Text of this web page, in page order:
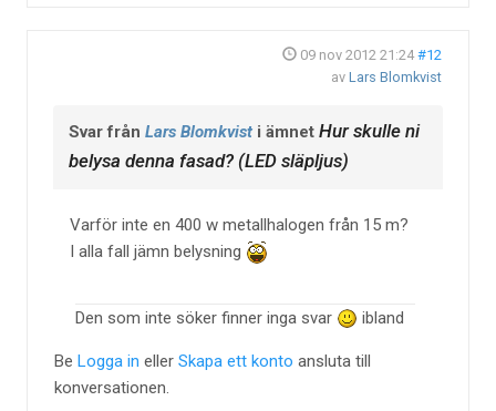
09 nov 2012 21:24 #12
av Lars Blomkvist
Svar från Lars Blomkvist i ämnet Hur skulle ni
belysa denna fasad? (LED släpljus)
Varför inte en 400 w metallhalogen från 15 m?
I alla fall jämn belysning
Den som inte söker finner inga svar ibland
Be Logga in eller Skapa ett konto ansluta till
konversationen.